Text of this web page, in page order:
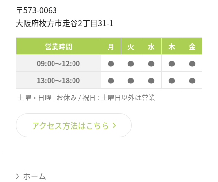
〒573-0063
大阪府枚方市走谷2丁目31-1
営業時間 月 火 水 木
金
09:00〜12:00
● ● ● ●
●
13:00〜18:00
● ● ● ●
●
土曜・日曜 : お休み / 祝日 : 土曜日以外は営業
アクセス方法はこちら
ホーム